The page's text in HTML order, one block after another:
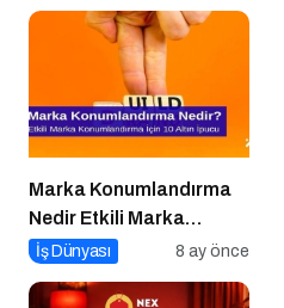
Marka Konumlandırma
Nedir Etkili Marka
Konumlandırma İçin 10
İş Dünyası 8 ay önce